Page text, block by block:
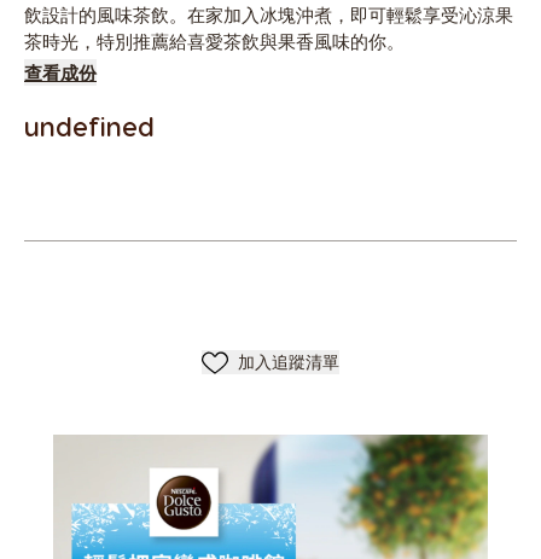
飲設計的風味茶飲。在家加入冰塊沖煮，即可輕鬆享受沁涼果
茶時光，特別推薦給喜愛茶飲與果香風味的你。
查看成份
undefined
加入清單
加入追蹤清單